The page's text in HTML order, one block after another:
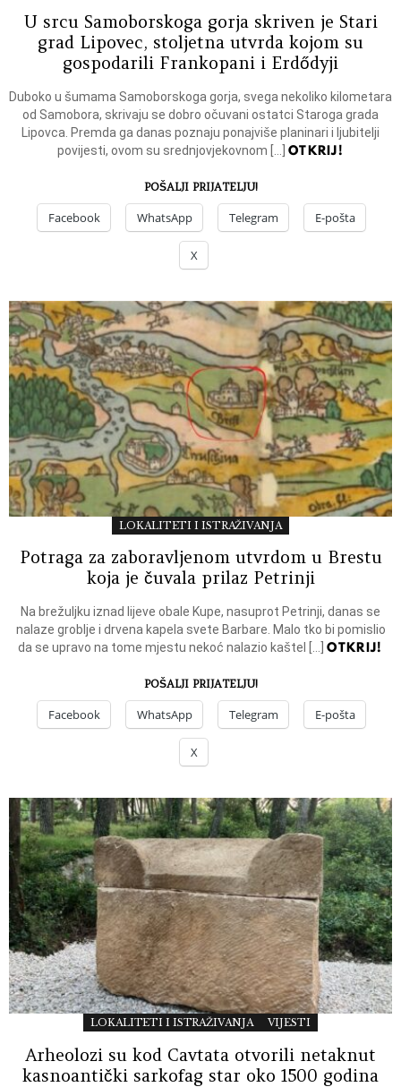
U srcu Samoborskoga gorja skriven je Stari
grad Lipovec, stoljetna utvrda kojom su
gospodarili Frankopani i Erdődyji
Duboko u šumama Samoborskoga gorja, svega nekoliko kilometara
od Samobora, skrivaju se dobro očuvani ostatci Staroga grada
Lipovca. Premda ga danas poznaju ponajviše planinari i ljubitelji
povijesti, ovom su srednjovjekovnom […] OTKRIJ!
POŠALJI PRIJATELJU!
Facebook WhatsApp Telegram E-pošta
X
LOKALITETI I ISTRAŽIVANJA
Potraga za zaboravljenom utvrdom u Brestu
koja je čuvala prilaz Petrinji
Na brežuljku iznad lijeve obale Kupe, nasuprot Petrinji, danas se
nalaze groblje i drvena kapela svete Barbare. Malo tko bi pomislio
da se upravo na tome mjestu nekoć nalazio kaštel […]OTKRIJ!
POŠALJI PRIJATELJU!
Facebook WhatsApp Telegram E-pošta
X
LOKALITETI I ISTRAŽIVANJA VIJESTI
Arheolozi su kod Cavtata otvorili netaknut
kasnoantički sarkofag star oko 1500 godina